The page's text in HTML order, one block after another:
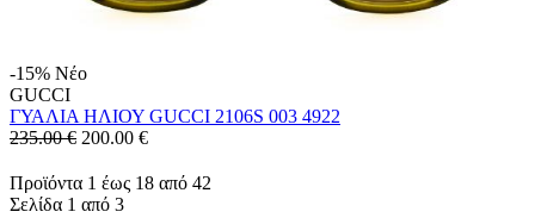
-15% Νέο
GUCCI
ΓΥΑΛΙΑ ΗΛΙΟΥ GUCCI 2106S 003 4922
235.00 € 200.00 €
Προϊόντα 1 έως 18 από 42
Σελίδα 1 από 3